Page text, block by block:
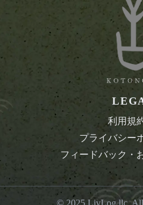
利用規
プライバシー
フィードバック・
© 2025 LivLog llc.